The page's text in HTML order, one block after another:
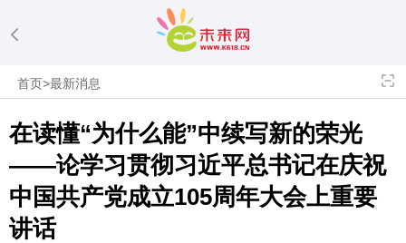
首页>最新消息
在读懂“为什么能”中续写新的荣光
——论学习贯彻习近平总书记在庆祝
中国共产党成立105周年大会上重要
讲话